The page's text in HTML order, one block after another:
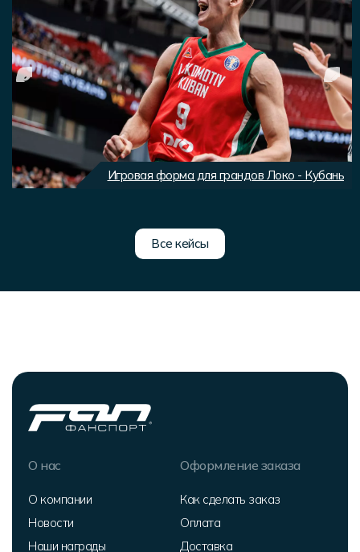
Игровая форма для грандов Локо - Кубань
Все кейсы
О нас
О компании
Новости
Наши награды
Оформление заказа
Как сделать заказ
Оплата
Доставка